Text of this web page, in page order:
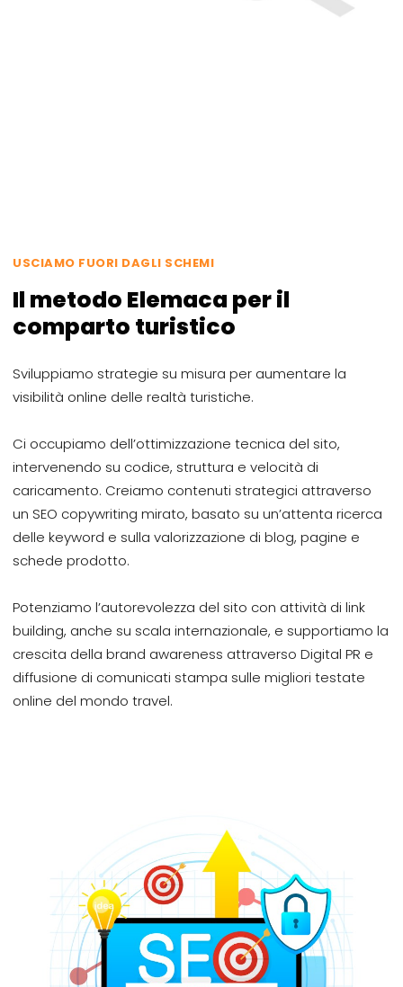
USCIAMO FUORI DAGLI SCHEMI
Il metodo Elemaca per il
comparto turistico
Sviluppiamo strategie su misura per aumentare la
visibilità online delle realtà turistiche.
Ci occupiamo dell’ottimizzazione tecnica del sito,
intervenendo su codice, struttura e velocità di
caricamento. Creiamo contenuti strategici attraverso
un SEO copywriting mirato, basato su un’attenta ricerca
delle keyword e sulla valorizzazione di blog, pagine e
schede prodotto.
Potenziamo l’autorevolezza del sito con attività di link
building, anche su scala internazionale, e supportiamo la
crescita della brand awareness attraverso Digital PR e
diffusione di comunicati stampa sulle migliori testate
online del mondo travel.